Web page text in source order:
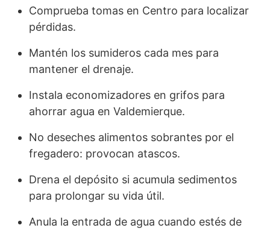
Comprueba tomas en Centro para localizar
pérdidas.
Mantén los sumideros cada mes para
mantener el drenaje.
Instala economizadores en grifos para
ahorrar agua en Valdemierque.
No deseches alimentos sobrantes por el
fregadero: provocan atascos.
Drena el depósito si acumula sedimentos
para prolongar su vida útil.
Anula la entrada de agua cuando estés de